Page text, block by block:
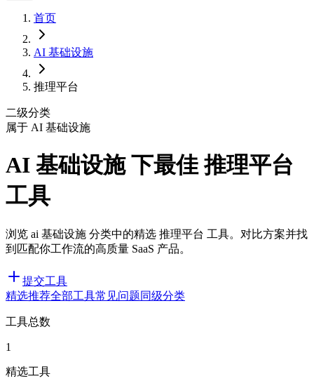
首页
AI 基础设施
推理平台
二级分类
属于 AI 基础设施
AI 基础设施 下最佳 推理平台
工具
浏览 ai 基础设施 分类中的精选 推理平台 工具。对比方案并找
到匹配你工作流的高质量 SaaS 产品。
提交工具
精选推荐全部工具常见问题同级分类
工具总数
1
精选工具